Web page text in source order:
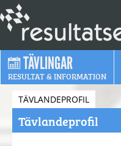
TÄVLINGAR
RESULTAT & INFORMATION
TÄVLANDEPROFIL
Tävlandeprofil